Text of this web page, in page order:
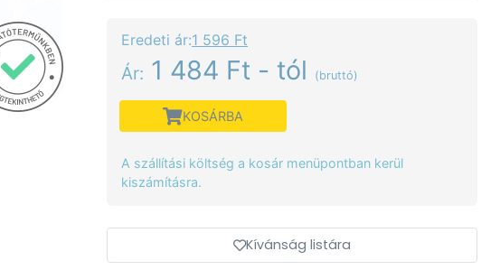
Eredeti ár:1 596 Ft
Ár: 1 484 Ft - tól (bruttó)
KOSÁRBA
A szállítási költség a kosár menüpontban kerül
kiszámításra.
Kívánság listára